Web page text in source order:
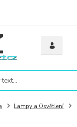
Lampy a Osvětlení